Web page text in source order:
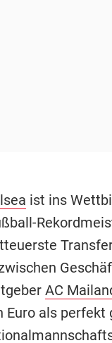
ist ins
AC
als perfekt